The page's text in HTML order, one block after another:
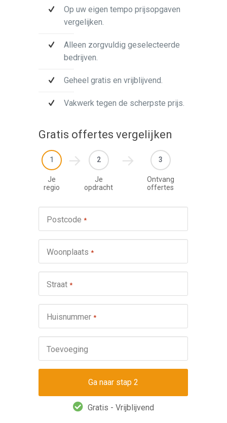
Op uw eigen tempo prijsopgaven
vergelijken.
Alleen zorgvuldig geselecteerde
bedrijven.
Geheel gratis en vrijblijvend.
Vakwerk tegen de scherpste prijs.
Gratis offertes vergelijken
1
Je
regio
2
Je
opdracht
3
Ontvang
offertes
Postcode *
Woonplaats *
Straat *
Huisnummer *
Toevoeging
Gratis - Vrijblijvend